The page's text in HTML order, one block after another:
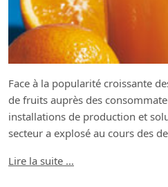
Face à la popularité croissante
de fruits auprès des
installations de production et
secteur a explosé au cours des
Lire la suite …